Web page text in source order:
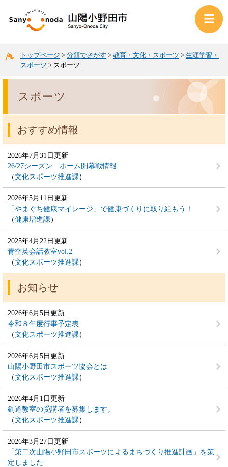
トップページ > 分類でさがす > 教育・文化・スポーツ > 生涯学習・
スポーツ > スポーツ
スポーツ
おすすめ情報
2026年7月31日更新
26/27シーズン ホーム開幕戦情報
文化スポーツ推進課
2026年5月11日更新
「やまぐち健康マイレージ」で健康づくりに取り組もう！
健康増進課
2025年4月22日更新
青空英会話教室vol.2
文化スポーツ推進課
お知らせ
2026年6月5日更新
令和８年度行事予定表
文化スポーツ推進課
2026年6月5日更新
山陽小野田市スポーツ協会とは
文化スポーツ推進課
2026年4月1日更新
剣道教室の受講者を募集します。
文化スポーツ推進課
2026年3月27日更新
「第二次山陽小野田市スポーツによるまちづくり推進計画」を策
定しました